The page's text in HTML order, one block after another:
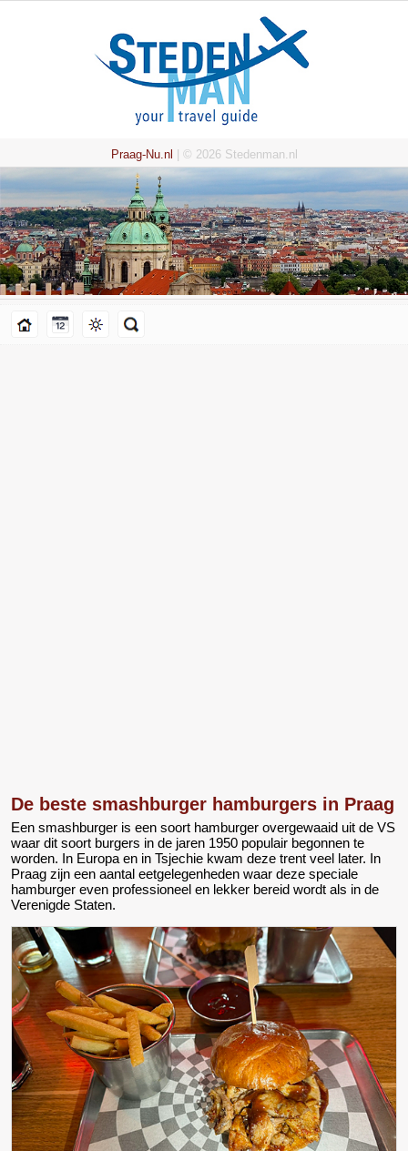
Praag-Nu.nl | © 2026 Stedenman.nl
De beste smashburger hamburgers in Praag
Een smashburger is een soort hamburger overgewaaid uit de VS
waar dit soort burgers in de jaren 1950 populair begonnen te
worden. In Europa en in Tsjechie kwam deze trent veel later. In
Praag zijn een aantal eetgelegenheden waar deze speciale
hamburger even professioneel en lekker bereid wordt als in de
Verenigde Staten.